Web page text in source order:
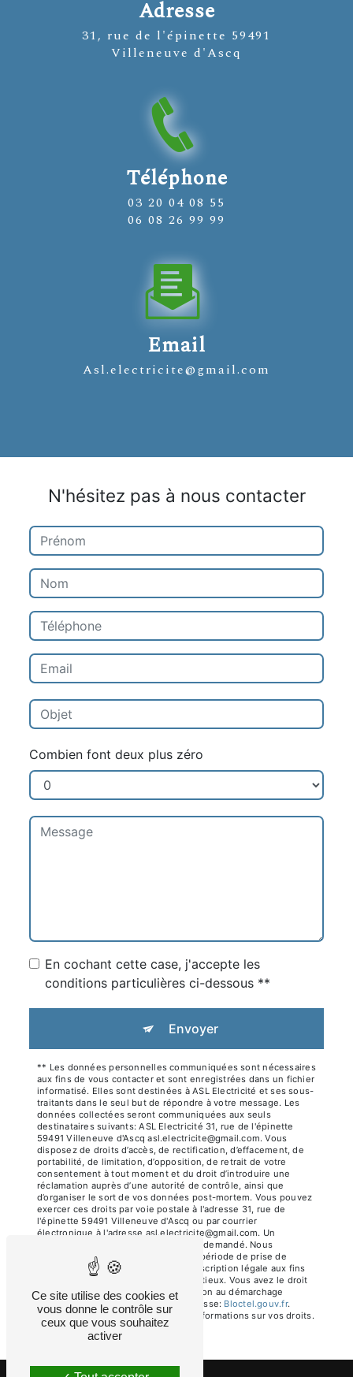
Adresse
31, rue de l'épinette 59491
Villeneuve d'Ascq
Téléphone
03 20 04 08 55
06 08 26 99 99
Email
asl.electricite@gmail.com
N'hésitez pas à nous contacter
Combien font deux plus zéro
En cochant cette case, j'accepte les
conditions particulières ci-dessous **
Envoyer
** Les données personnelles communiquées sont nécessaires
aux fins de vous contacter et sont enregistrées dans un fichier
informatisé. Elles sont destinées à ASL Electricité et ses sous-
traitants dans le seul but de répondre à votre message. Les
données collectées seront communiquées aux seuls
destinataires suivants: ASL Electricité 31, rue de l'épinette
59491 Villeneuve d'Ascq asl.electricite@gmail.com. Vous
disposez de droits d’accès, de rectification, d’effacement, de
portabilité, de limitation, d’opposition, de retrait de votre
consentement à tout moment et du droit d’introduire une
réclamation auprès d’une autorité de contrôle, ainsi que
d’organiser le sort de vos données post-mortem. Vous pouvez
exercer ces droits par voie postale à l'adresse 31, rue de
l'épinette 59491 Villeneuve d'Ascq ou par courrier
électronique à l'adresse asl.electricite@gmail.com. Un
justificatif d'identité pourra vous être demandé. Nous
conservons vos données pendant la période de prise de
contact puis pendant la durée de prescription légale aux fins
probatoires et de gestion des contentieux. Vous avez le droit
de vous inscrire sur la liste d'opposition au démarchage
téléphonique, disponible à cette adresse:
Bloctel.gouv.fr.
Consultez le site cnil.fr pour plus d’informations sur vos droits.
Ce site utilise des cookies et
vous donne le contrôle sur
ceux que vous souhaitez
activer